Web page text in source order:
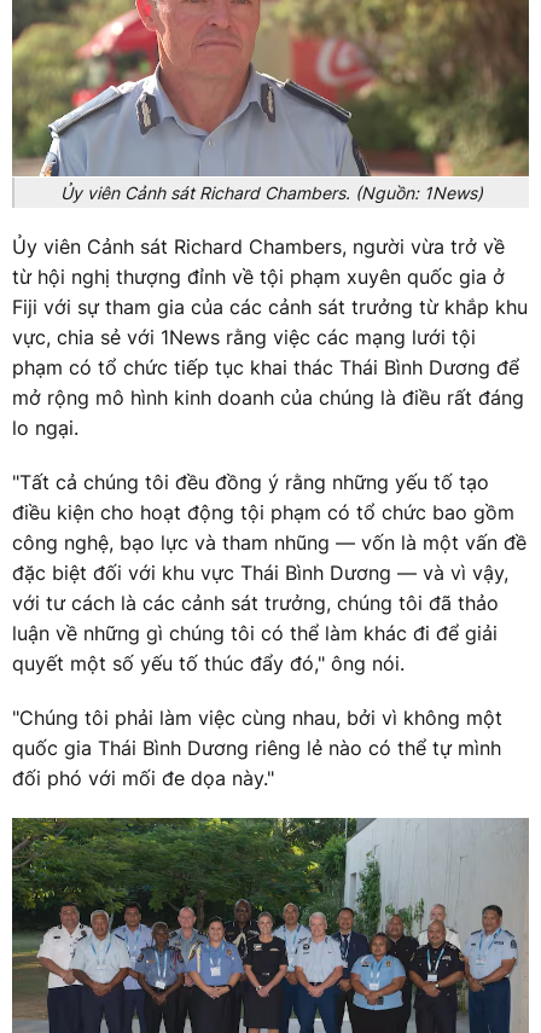
Ủy viên Cảnh sát Richard Chambers. (Nguồn: 1News)
Ủy viên Cảnh sát Richard Chambers, người vừa trở về
từ hội nghị thượng đỉnh về tội phạm xuyên quốc gia ở
Fiji với sự tham gia của các cảnh sát trưởng từ khắp khu
vực, chia sẻ với 1News rằng việc các mạng lưới tội
phạm có tổ chức tiếp tục khai thác Thái Bình Dương để
mở rộng mô hình kinh doanh của chúng là điều rất đáng
lo ngại.
"Tất cả chúng tôi đều đồng ý rằng những yếu tố tạo
điều kiện cho hoạt động tội phạm có tổ chức bao gồm
công nghệ, bạo lực và tham nhũng — vốn là một vấn đề
đặc biệt đối với khu vực Thái Bình Dương — và vì vậy,
với tư cách là các cảnh sát trưởng, chúng tôi đã thảo
luận về những gì chúng tôi có thể làm khác đi để giải
quyết một số yếu tố thúc đẩy đó," ông nói.
"Chúng tôi phải làm việc cùng nhau, bởi vì không một
quốc gia Thái Bình Dương riêng lẻ nào có thể tự mình
đối phó với mối đe dọa này."